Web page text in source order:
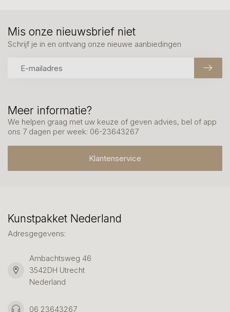
Meer informatie?
We helpen graag met uw keuze of geven advies, bel of app
ons 7 dagen per week: 06-23643267
Klantenservice
Mis onze nieuwsbrief niet
Schrijf je in en ontvang onze nieuwe aanbiedingen
Kunstpakket Nederland
Adresgegevens:
Ambachtsweg 46
3542DH Utrecht
Nederland
06 23643267